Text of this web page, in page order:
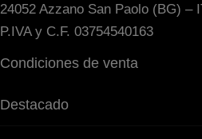
24052 Azzano San Paolo (BG) –
P.IVA y C.F. 03754540163
Condiciones de venta
Destacado